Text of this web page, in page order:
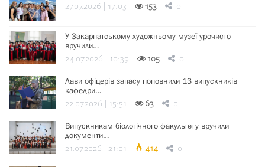
27.07.2026 | 17:03 153 0
У Закарпатському художньому музеї урочисто
вручили…
24.07.2026 | 10:39 105 0
Лави офіцерів запасу поповнили 13 випускників
кафедри…
22.07.2026 | 15:51 63 0
Випускникам біологічного факультету вручили
документи…
21.07.2026 | 21:01 414 0